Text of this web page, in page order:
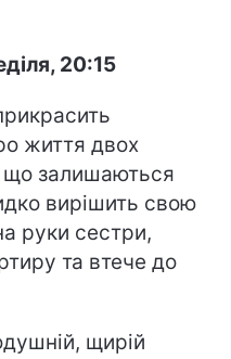
20:15
життя двох
що залишаються
вирішить свою
руки сестри,
та втече до
щирій